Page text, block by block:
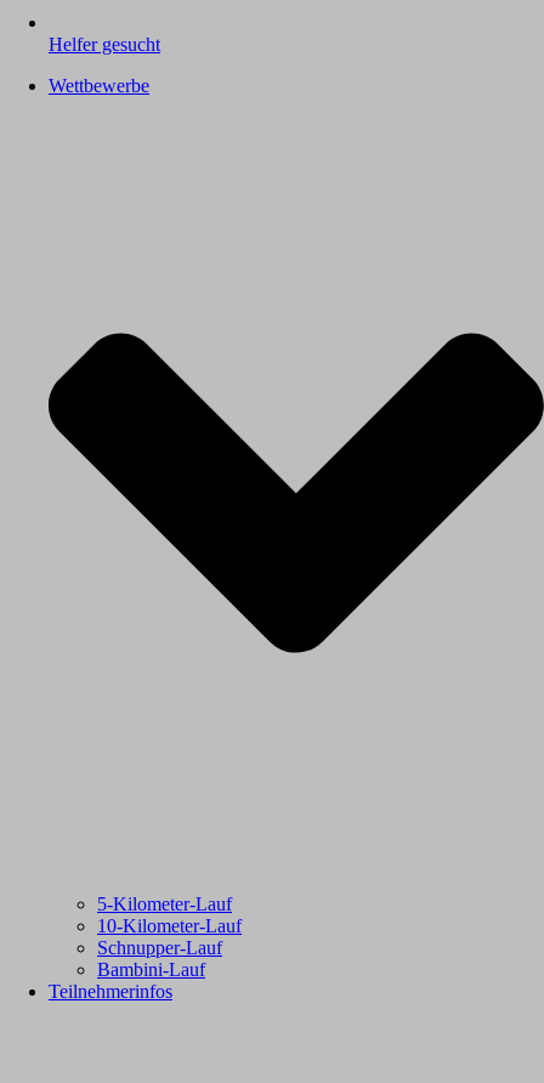
Helfer gesucht
Wettbewerbe
5-Kilometer-Lauf
10-Kilometer-Lauf
Schnupper-Lauf
Bambini-Lauf
Teilnehmerinfos